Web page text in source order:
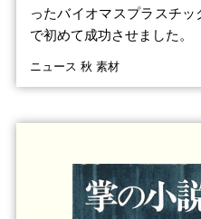
ったバイオマスプラスチ
で初めて成功させました。
ニュース 秋 素材